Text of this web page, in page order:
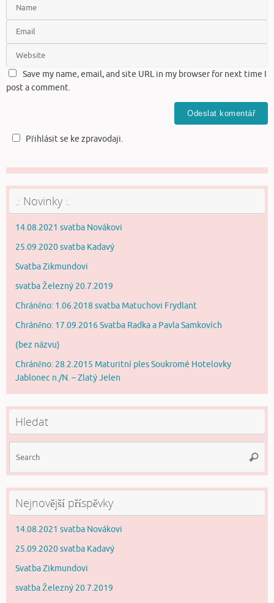
Save my name, email, and site URL in my browser for next time I
post a comment.
Přihlásit se ke zpravodaji.
.: Novinky :.
14.08.2021 svatba Novákovi
25.09.2020 svatba Kadavý
Svatba Zikmundovi
svatba Železný 20.7.2019
Chráněno: 1.06.2018 svatba Matuchovi Frydlant
Chráněno: 17.09.2016 Svatba Radka a Pavla Samkovích
(bez názvu)
Chráněno: 28.2.2015 Maturitní ples Soukromé Hotelovky
Jablonec n./N. – Zlatý Jelen
Hledat
Nejnovější příspěvky
14.08.2021 svatba Novákovi
25.09.2020 svatba Kadavý
Svatba Zikmundovi
svatba Železný 20.7.2019